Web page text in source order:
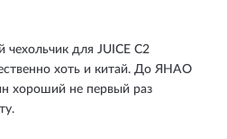
чехольчик для JUICE С2
хоть и китай. До ЯНАО
хороший не первый раз